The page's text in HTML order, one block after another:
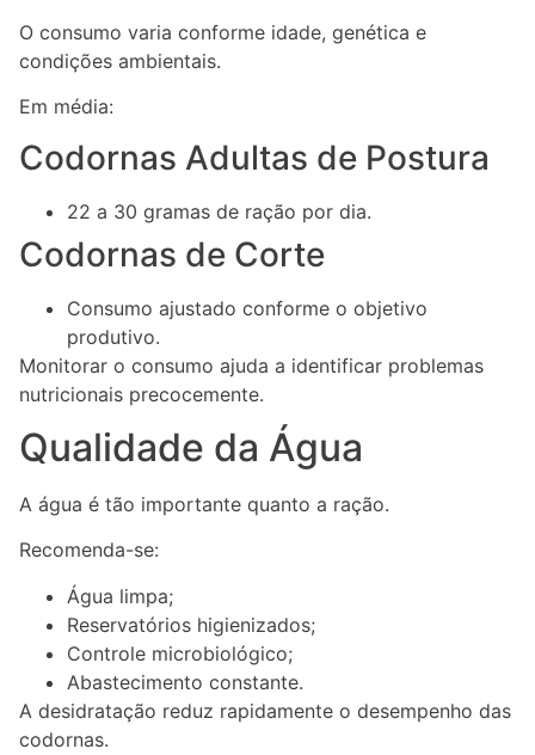
O consumo varia conforme idade, genética e
condições ambientais.
Em média:
Codornas Adultas de Postura
22 a 30 gramas de ração por dia.
Codornas de Corte
Consumo ajustado conforme o objetivo
produtivo.
Monitorar o consumo ajuda a identificar problemas
nutricionais precocemente.
Qualidade da Água
A água é tão importante quanto a ração.
Recomenda-se:
Água limpa;
Reservatórios higienizados;
Controle microbiológico;
Abastecimento constante.
A desidratação reduz rapidamente o desempenho das
codornas.